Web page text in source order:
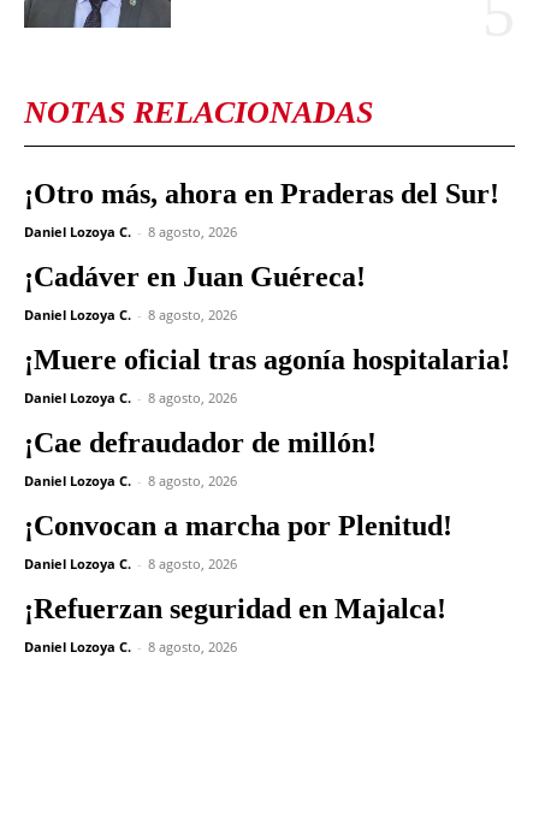
NOTAS RELACIONADAS
¡Otro más, ahora en Praderas del Sur!
Daniel Lozoya C. - 8 agosto, 2026
¡Cadáver en Juan Guéreca!
Daniel Lozoya C. - 8 agosto, 2026
¡Muere oficial tras agonía hospitalaria!
Daniel Lozoya C. - 8 agosto, 2026
¡Cae defraudador de millón!
Daniel Lozoya C. - 8 agosto, 2026
¡Convocan a marcha por Plenitud!
Daniel Lozoya C. - 8 agosto, 2026
¡Refuerzan seguridad en Majalca!
Daniel Lozoya C. - 8 agosto, 2026